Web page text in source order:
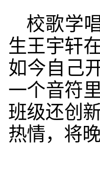
校歌学
生王宇轩
如今自己
一个音符
班级还创
热情，将